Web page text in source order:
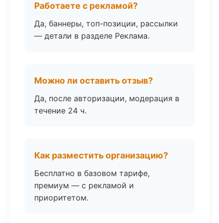
Работаете с рекламой?
Да, баннеры, топ-позиции, рассылки
— детали в разделе Реклама.
Можно ли оставить отзыв?
Да, после авторизации, модерация в
течение 24 ч.
Как разместить организацию?
Бесплатно в базовом тарифе,
премиум — с рекламой и
приоритетом.